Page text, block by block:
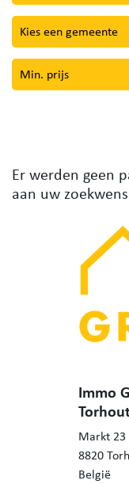
Kies een gemeente
Er werden geen
aan uw
Immo
Markt 23
8820
België